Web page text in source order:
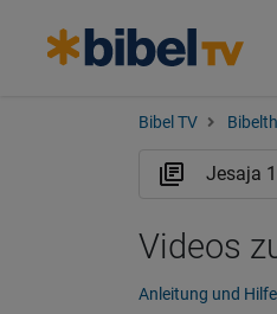
Bibel TV
Videos
Anleitung und Hilfe